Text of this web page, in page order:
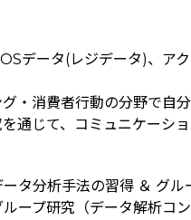
データ(レジデータ)、ア
グ・消費者行動の分野で自
を通じて、コミュニケーシ
タ分析手法の習得 ＆ グ
ープ研究（データ解析コ